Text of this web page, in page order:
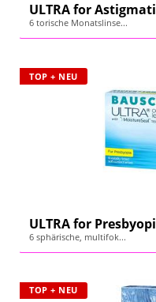
ULTRA for
6 torische Monatslinse...
TOP + NEU
ULTRA for
6 sphärische, multifok...
TOP + NEU